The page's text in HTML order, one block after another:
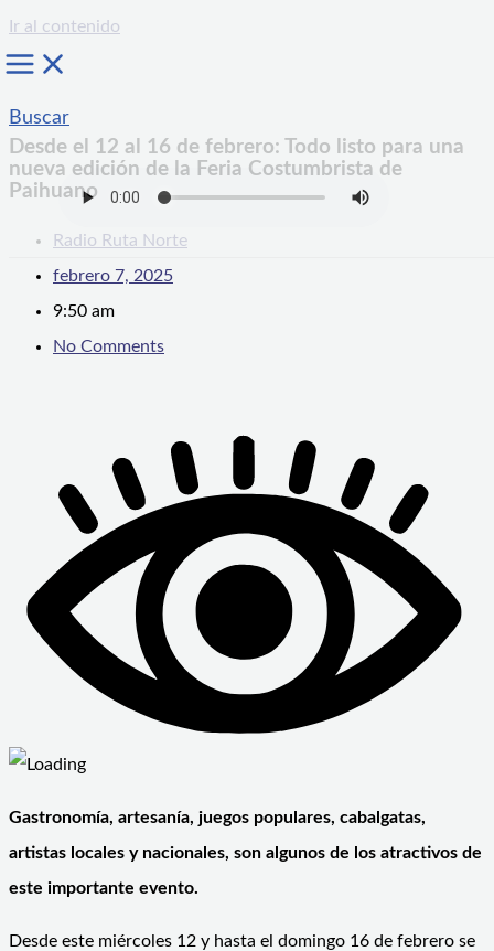
Ir al contenido
Buscar
Desde el 12 al 16 de febrero: Todo listo para una
nueva edición de la Feria Costumbrista de
Paihuano
Radio Ruta Norte
febrero 7, 2025
9:50 am
No Comments
Gastronomía, artesanía, juegos populares, cabalgatas,
artistas locales y nacionales, son algunos de los atractivos de
este importante evento.
Desde este miércoles 12 y hasta el domingo 16 de febrero se